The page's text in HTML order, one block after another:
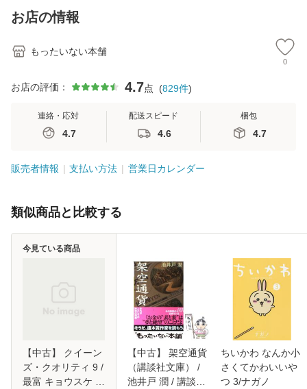
恵 藤本幸三 / 南江
堂 [単行
お店の情報
もったいない本舗
0
お店の評価： 4.7点 (829件)
連絡・応対
4.7
配送スピード
4.6
梱包
4.7
販売者情報 支払い方法 営業日カレンダー
類似商品と比較する
【中古】 クイーン
ズ・クオリティ 9 /
最富 キョウスケ /
今見ている商品
【中古】 架空通貨
（講談社文庫） /
池井戸 潤 / 講談社
ちいかわ なんか小
さくてかわいいや
つ 3/ナガノ